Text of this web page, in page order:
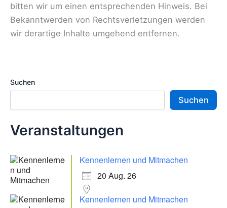
bitten wir um einen entsprechenden Hinweis. Bei
Bekanntwerden von Rechtsverletzungen werden
wir derartige Inhalte umgehend entfernen.
Suchen
Suchen
Veranstaltungen
Kennenlernen und Mitmachen
20 Aug. 26
Kennenlernen und Mitmachen